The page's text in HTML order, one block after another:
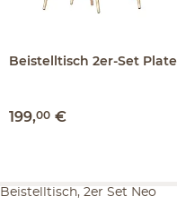
Beistelltisch 2er-Set Plateau
199,00 €
Beistelltisch, 2er Set Neo